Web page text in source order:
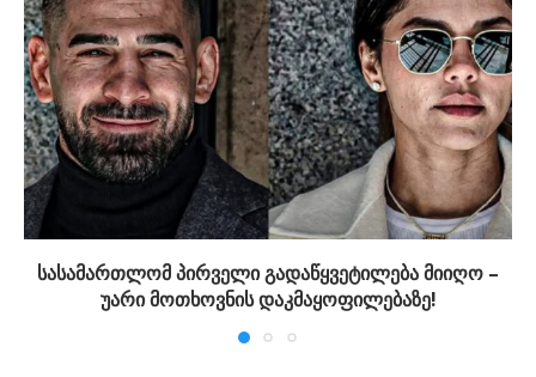
სასამართლომ პირველი გადაწყვეტილება მიიღო –
უარი მოთხოვნის დაკმაყოფილებაზე!